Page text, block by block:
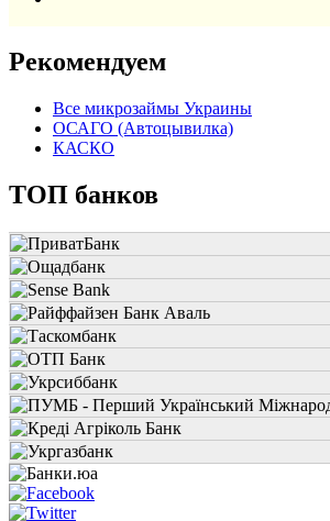
Рекомендуем
Все микрозаймы Украины
ОСАГО (Автоцывилка)
КАСКО
ТОП банков